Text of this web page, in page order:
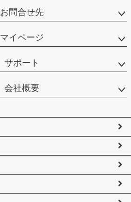
お問合せ先
マイページ
サポート
会社概要